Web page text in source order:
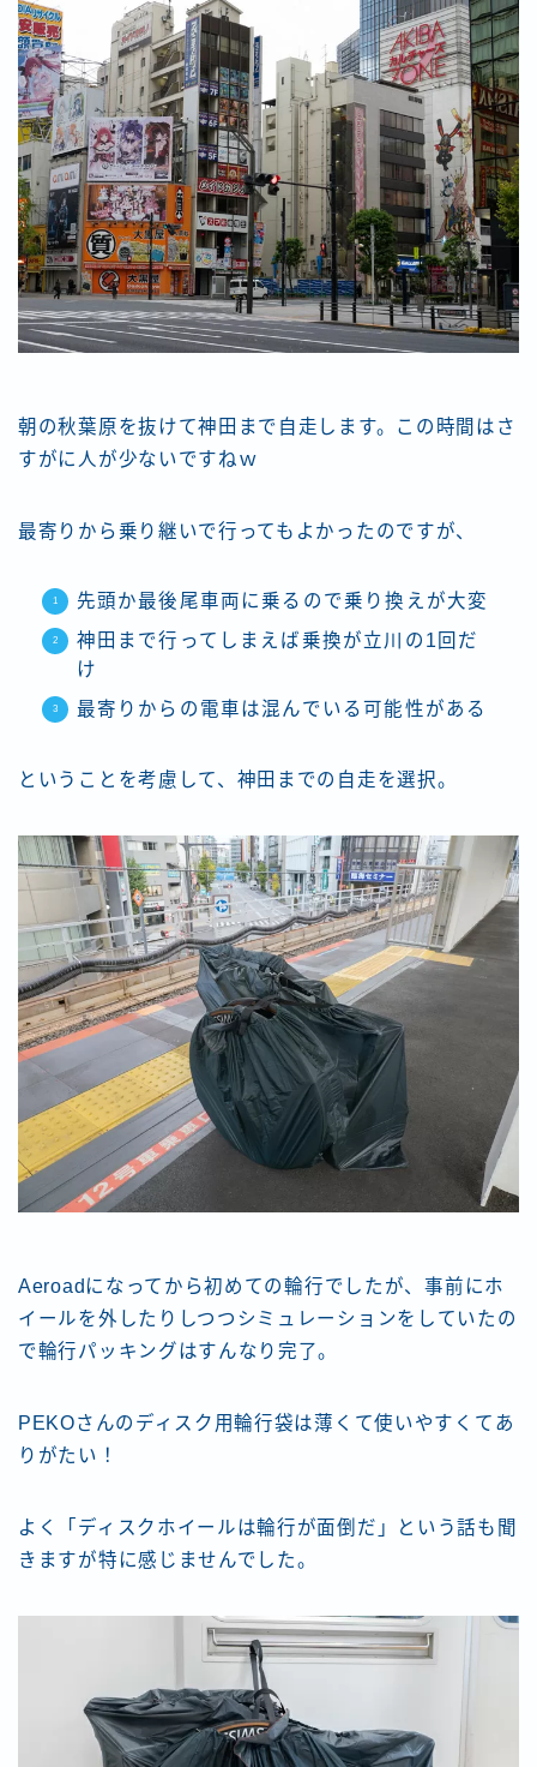
朝の秋葉原を抜けて神田まで自走します。この時間はさ
すがに人が少ないですねｗ
最寄りから乗り継いで行ってもよかったのですが、
先頭か最後尾車両に乗るので乗り換えが大変
神田まで行ってしまえば乗換が立川の1回だ
け
最寄りからの電車は混んでいる可能性がある
ということを考慮して、神田までの自走を選択。
Aeroadになってから初めての輪行でしたが、事前にホ
イールを外したりしつつシミュレーションをしていたの
で輪行パッキングはすんなり完了。
PEKOさんのディスク用輪行袋は薄くて使いやすくてあ
りがたい！
よく「ディスクホイールは輪行が面倒だ」という話も聞
きますが特に感じませんでした。